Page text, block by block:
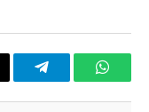
Telegram